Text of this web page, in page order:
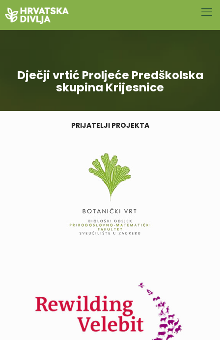
Dječji vrtić Proljeće Predškolska
skupina Krijesnice
PRIJATELJI PROJEKTA